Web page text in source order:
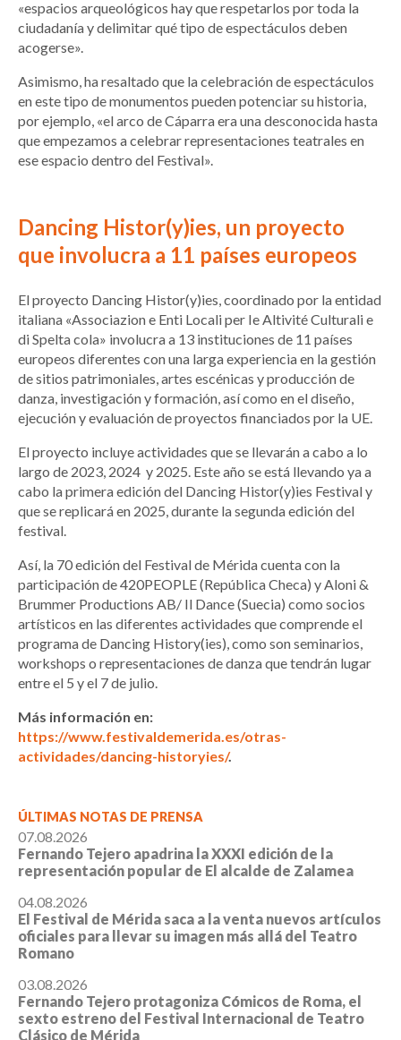
«espacios arqueológicos hay que respetarlos por toda la
ciudadanía y delimitar qué tipo de espectáculos deben
acogerse».
Asimismo, ha resaltado que la celebración de espectáculos
en este tipo de monumentos pueden potenciar su historia,
por ejemplo, «el arco de Cáparra era una desconocida hasta
que empezamos a celebrar representaciones teatrales en
ese espacio dentro del Festival».
Dancing Histor(y)ies, un proyecto
que involucra a 11 países europeos
El proyecto Dancing Histor(y)ies, coordinado por la entidad
italiana «Associazion e Enti Locali per Ie Altivité Culturali e
di Spelta cola» involucra a 13 instituciones de 11 países
europeos diferentes con una larga experiencia en la gestión
de sitios patrimoniales, artes escénicas y producción de
danza, investigación y formación, así como en el diseño,
ejecución y evaluación de proyectos financiados por la UE.
El proyecto incluye actividades que se llevarán a cabo a lo
largo de 2023, 2024 y 2025. Este año se está llevando ya a
cabo la primera edición del Dancing Histor(y)ies Festival y
que se replicará en 2025, durante la segunda edición del
festival.
Así, la 70 edición del Festival de Mérida cuenta con la
participación de 420PEOPLE (República Checa) y Aloni &
Brummer Productions AB/ Il Dance (Suecia) como socios
artísticos en las diferentes actividades que comprende el
programa de Dancing History(ies), como son seminarios,
workshops o representaciones de danza que tendrán lugar
entre el 5 y el 7 de julio.
Más información en:
https://www.festivaldemerida.es/otras-
actividades/dancing-historyies/.
ÚLTIMAS NOTAS DE PRENSA
07.08.2026
Fernando Tejero apadrina la XXXI edición de la
representación popular de El alcalde de Zalamea
04.08.2026
El Festival de Mérida saca a la venta nuevos artículos
oficiales para llevar su imagen más allá del Teatro
Romano
03.08.2026
Fernando Tejero protagoniza Cómicos de Roma, el
sexto estreno del Festival Internacional de Teatro
Clásico de Mérida